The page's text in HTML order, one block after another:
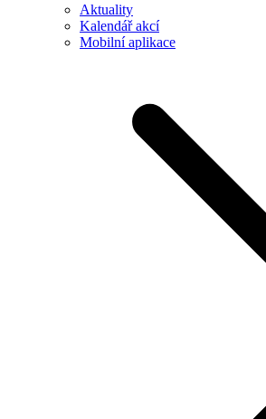
Aktuality
Kalendář akcí
Mobilní aplikace